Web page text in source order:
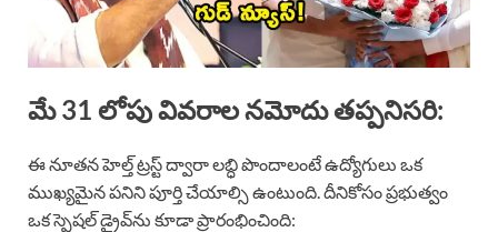
మే 31 లోపు వివరాల నమోదు తప్పనిసరి:
ఈ నూతన హెల్త్ ట్రస్ట్ ద్వారా లబ్ధి పొందాలంటే ఉద్యోగులు ఒక
ముఖ్యమైన పనిని పూర్తి చేయాల్సి ఉంటుంది. దీనికోసం ప్రభుత్వం
ఒక స్పెషల్ డ్రైవ్‌ను కూడా ప్రారంభించింది: